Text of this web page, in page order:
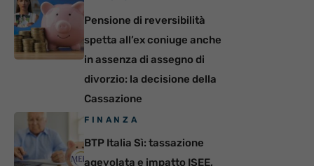
Pensione di reversibilità
spetta all’ex coniuge anche
in assenza di assegno di
divorzio: la decisione della
Cassazione
FINANZA
BTP Italia Sì: tassazione
agevolata e impatto ISEE,